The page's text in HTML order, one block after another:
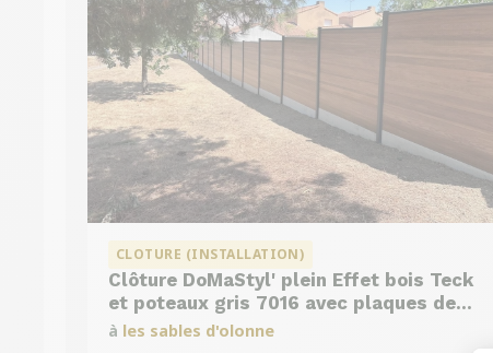
CLOTURE (INSTALLATION)
Clôture DoMaStyl' plein Effet bois Teck
et poteaux gris 7016 avec plaques de
soubassement béton
à les sables d'olonne